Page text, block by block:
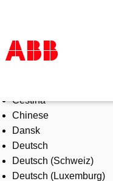
Products & Solutions
Industries
Services
About us
Where to buy
Contact us
Čeština
Chinese
Dansk
Deutsch
Deutsch (Schweiz)
Deutsch (Luxemburg)